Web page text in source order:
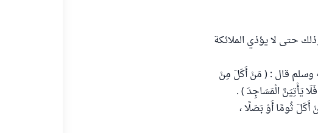
حتى لا يؤذي الملائكة
عليه وسلم قال : ( مَنْ أَكَلَ مِنْ
قال : ( مَنْ أَكَلَ ثُومًا أَوْ بَصَلًا ،